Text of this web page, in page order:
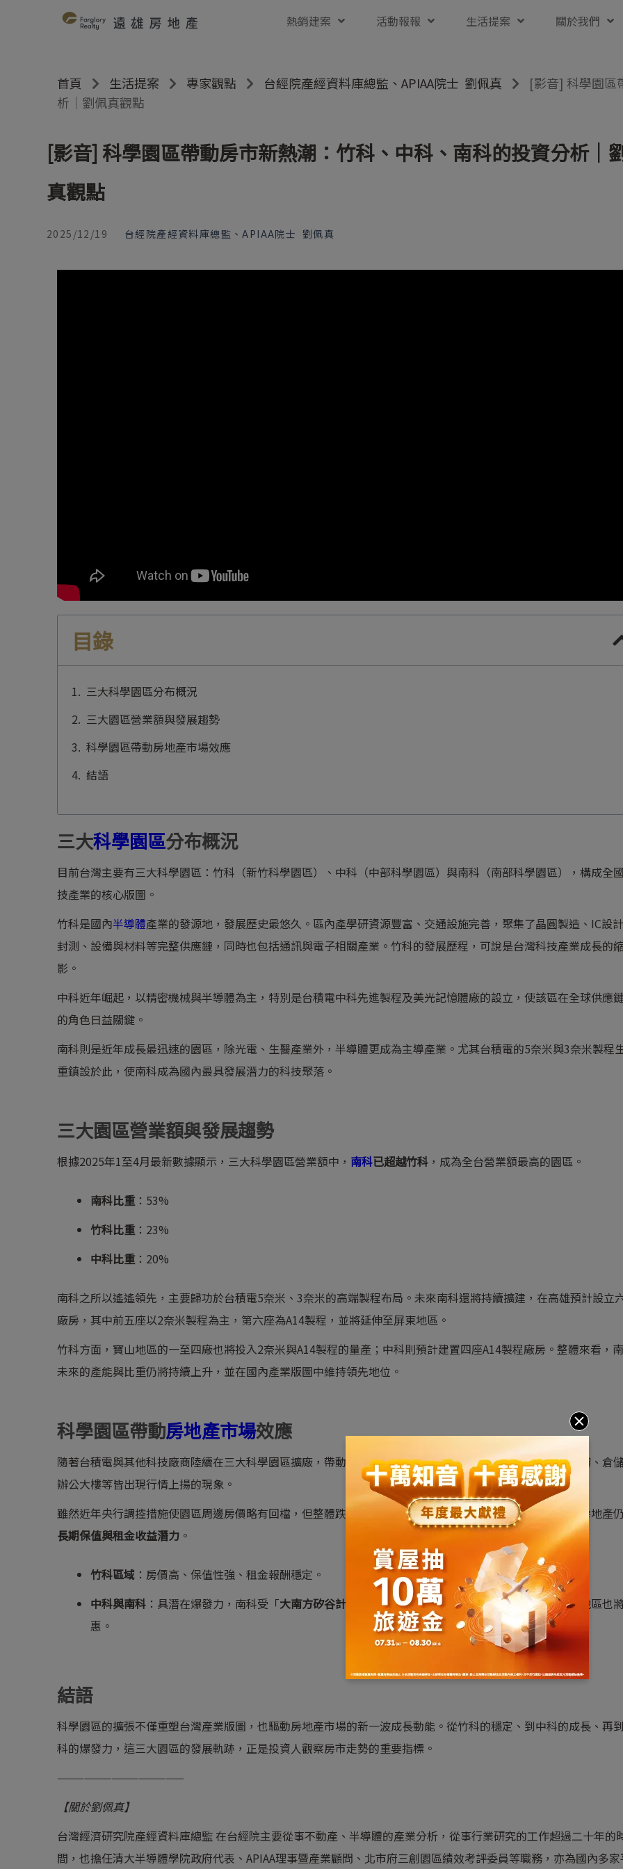
熱銷建案 活動報報 生活提案 關於我們
首頁 生活提案 專家觀點 台經院產經資料庫總監、APIAA院士 劉佩真
[影音] 科學園區
析｜劉佩真觀點
[影音] 科學園區帶動房市新熱潮：竹科、中科、南科的投資分析｜
真觀點
2025/12/19 台經院產經資料庫總監、APIAA院士 劉佩真
目錄
三大科學園區分布概況
三大園區營業額與發展趨勢
科學園區帶動房地產市場效應
結語
三大科學園區分布概況
目前台灣主要有三大科學園區：竹科（新竹科學園區）、中科（中部科學園區）與南科（南部科學園區），構成全
技產業的核心版圖。
竹科是國內半導體產業的發源地，發展歷史最悠久。區內產學研資源豐富、交通設施完善，聚集了晶圓製造、IC設計
封測、設備與材料等完整供應鏈，同時也包括通訊與電子相關產業。竹科的發展歷程，可說是台灣科技產業成長的縮
影。
中科近年崛起，以精密機械與半導體為主，特別是台積電中科先進製程及美光記憶體廠的設立，使該區在全球供應
的角色日益關鍵。
南科則是近年成長最迅速的園區，除光電、生醫產業外，半導體更成為主導產業。尤其台積電的5奈米與3奈米製程
重鎮設於此，使南科成為國內最具發展潛力的科技聚落。
三大園區營業額與發展趨勢
根據2025年1至4月最新數據顯示，三大科學園區營業額中， 南科已超越竹科 ，成為全台營業額最高的園區。
南科比重 ：53%
竹科比重 ：23%
中科比重 ：20%
南科之所以遙遙領先，主要歸功於台積電5奈米、3奈米的高端製程布局。未來南科還將持續擴建，在高雄預計設立
廠房，其中前五座以2奈米製程為主，第六座為A14製程，並將延伸至屏東地區。
竹科方面，寶山地區的一至四廠也將投入2奈米與A14製程的量產；中科則預計建置四座A14製程廠房。整體來看，
未來的產能與比重仍將持續上升，並在國內產業版圖中維持領先地位。
科學園區帶動房地產市場效應
隨著台積電與其他科技廠商陸續在三大科學園區擴廠，帶動了周邊住宅與商用不動產的成長，包括廠房、廠辦、倉
辦公大樓等皆出現行情上揚的現象。
雖然近年央行調控措施使園區周邊房價略有回檔，但整體跌幅輕微。由於半導體產業仍深耕台灣，園區周邊房地產
長期保值與租金收益潛力 。
竹科區域 ：房價高、保值性強、租金報酬穩定。
中科與南科 ：具潛在爆發力，南科受「大南方矽谷計畫
」推動，預期成為未來成長重心，高雄與屏東地區也
惠。
結語
科學園區的擴張不僅重塑台灣產業版圖，也驅動房地產市場的新一波成長動能。從竹科的穩定、到中科的成長、再
科的爆發力，這三大園區的發展軌跡，正是投資人觀察房市走勢的重要指標。
——————————————
【關於劉佩真】
台灣經濟研究院產經資料庫總監 在台經院主要從事不動產、半導體的產業分析，從事行業研究的工作超過二十年的
間，也擔任清大半導體學院政府代表、APIAA理事暨產業顧問、北市府三創園區績效考評委員等職務，亦為國內多家